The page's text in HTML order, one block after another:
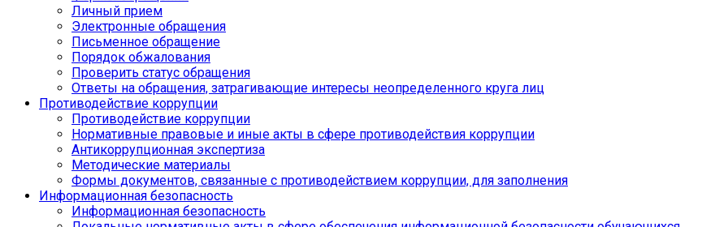
Личный прием
Электронные обращения
Письменное обращение
Порядок обжалования
Проверить статус обращения
Ответы на обращения, затрагивающие интересы неопределенного круга лиц
Противодействие коррупции
Противодействие коррупции
Нормативные правовые и иные акты в сфере противодействия коррупции
Антикоррупционная экспертиза
Методические материалы
Формы документов, связанные с противодействием коррупции, для заполнения
Информационная безопасность
Информационная безопасность